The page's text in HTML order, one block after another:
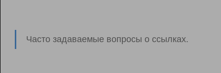
Часто задаваемые вопросы о ссылках.